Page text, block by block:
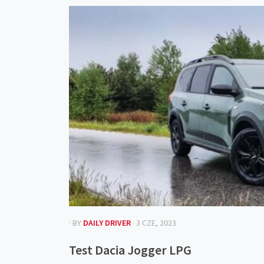
· BY DAILY DRIVER · 3 CZE, 2023
Test Dacia Jogger LPG